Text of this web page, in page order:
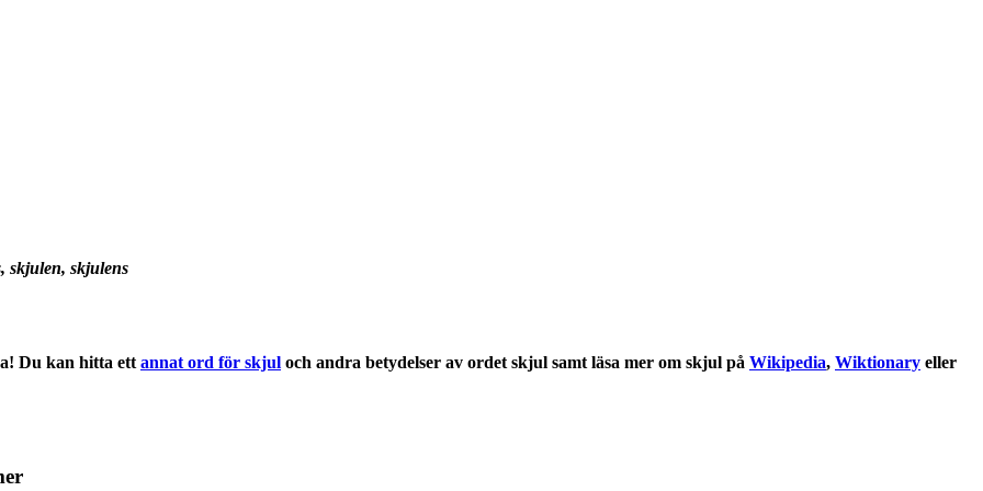
skjulen, skjulens
Du kan hitta ett annat ord för skjul och andra betydelser av ordet skjul samt läsa mer om skjul på Wikipedia, Wiktionary eller